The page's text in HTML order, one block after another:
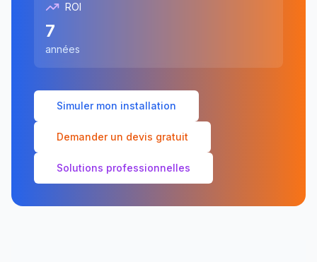
ROI
7
années
Simuler mon installation
Demander un devis gratuit
Solutions professionnelles